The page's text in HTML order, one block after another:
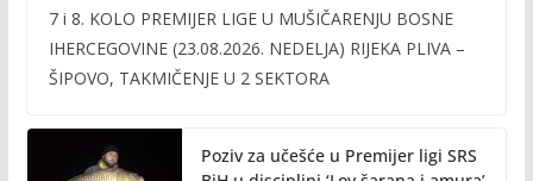
e
b
o
itt
er
ai
l
p
y
n
7 i 8. KOLO PREMIJER LIGE U MUŠIČARENJU BOSNE
IHERCEGOVINE (23.08.2026. NEDELJA) RIJEKA PLIVA –
ŠIPOVO, TAKMIČENJE U 2 SEKTORA
Poziv za učešće u Premijer ligi SRS